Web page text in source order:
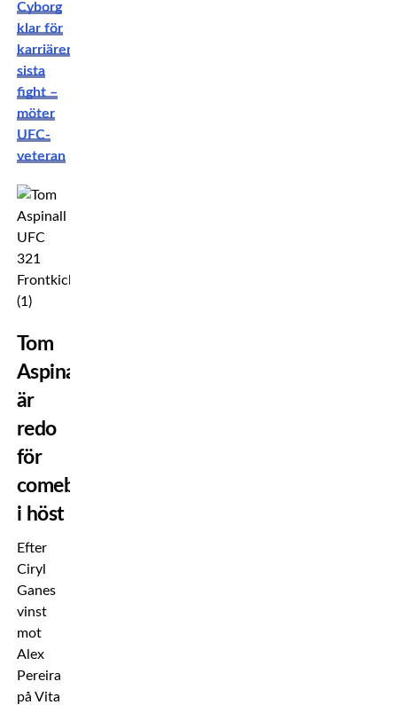
Cyborg
klar för
karriärens
sista
fight –
möter
UFC-
veteran
Tom
Aspinall
är
redo
för
comeback
i höst
Efter
Ciryl
Ganes
vinst
mot
Alex
Pereira
på Vita